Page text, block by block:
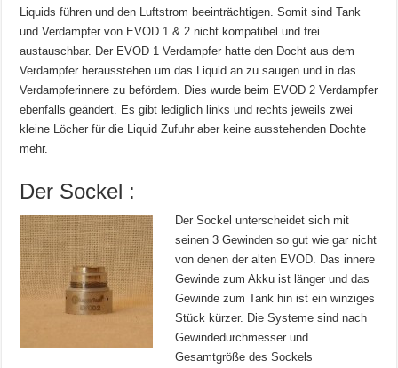
Liquids führen und den Luftstrom beeinträchtigen. Somit sind Tank
und Verdampfer von EVOD 1 & 2 nicht kompatibel und frei
austauschbar. Der EVOD 1 Verdampfer hatte den Docht aus dem
Verdampfer herausstehen um das Liquid an zu saugen und in das
Verdampferinnere zu befördern. Dies wurde beim EVOD 2 Verdampfer
ebenfalls geändert. Es gibt lediglich links und rechts jeweils zwei
kleine Löcher für die Liquid Zufuhr aber keine ausstehenden Dochte
mehr.
Der Sockel :
Der Sockel unterscheidet sich mit
seinen 3 Gewinden so gut wie gar nicht
von denen der alten EVOD. Das innere
Gewinde zum Akku ist länger und das
Gewinde zum Tank hin ist ein winziges
Stück kürzer. Die Systeme sind nach
Gewindedurchmesser und
Gesamtgröße des Sockels